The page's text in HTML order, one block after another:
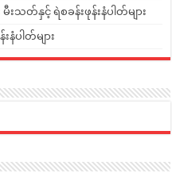
သတ်နှင့် ရဲစခန်းဖုန်းနံပါတ်များ
ပါတ်များ